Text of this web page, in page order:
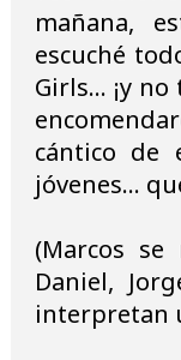
mañana,
escuché
Girls... ¡y
cántico de
jóvenes...
(Marcos
Daniel,
interpretan